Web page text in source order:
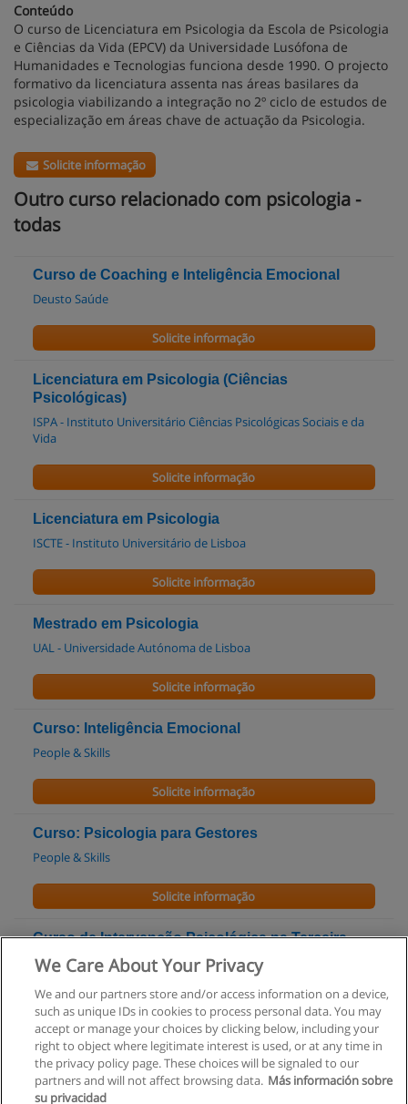
Conteúdo
O curso de Licenciatura em Psicologia da Escola de Psicologia
e Ciências da Vida (EPCV) da Universidade Lusófona de
Humanidades e Tecnologias funciona desde 1990. O projecto
formativo da licenciatura assenta nas áreas basilares da
psicologia viabilizando a integração no 2º ciclo de estudos de
especialização em áreas chave de actuação da Psicologia.
Solicite informação
Outro curso relacionado com psicologia -
todas
Curso de Coaching e Inteligência Emocional
Deusto Saúde
Solicite informação
Licenciatura em Psicologia (Ciências
Psicológicas)
ISPA - Instituto Universitário Ciências Psicológicas Sociais e da
Vida
Solicite informação
Licenciatura em Psicologia
ISCTE - Instituto Universitário de Lisboa
Solicite informação
Mestrado em Psicologia
UAL - Universidade Autónoma de Lisboa
Solicite informação
Curso: Inteligência Emocional
People & Skills
Solicite informação
Curso: Psicologia para Gestores
People & Skills
Solicite informação
Curso de Intervenção Psicológica na Terceira
Idade
Solicite informação
We Care About Your Privacy
We and our partners store and/or access information on a device,
such as unique IDs in cookies to process personal data. You may
accept or manage your choices by clicking below, including your
right to object where legitimate interest is used, or at any time in
the privacy policy page. These choices will be signaled to our
partners and will not affect browsing data. Más información sobre
su privacidad